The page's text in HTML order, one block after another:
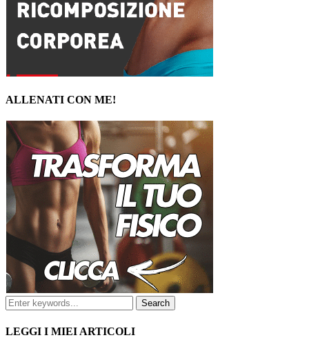
ALLENATI CON ME!
LEGGI I MIEI ARTICOLI